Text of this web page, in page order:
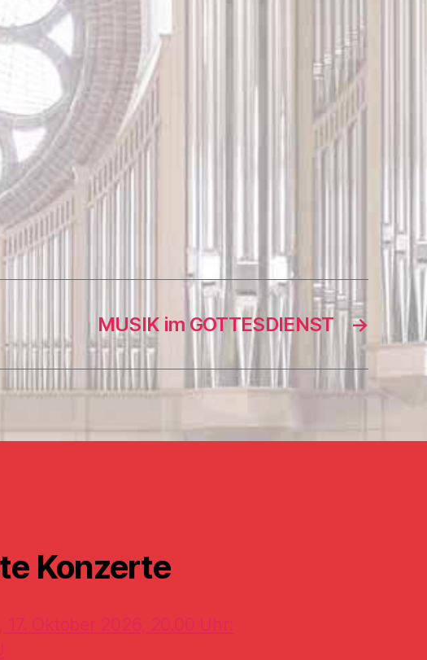
→
MUSIK im GOTTESDIENST
Konzerte
17. Oktober 2026, 20.00 Uhr: